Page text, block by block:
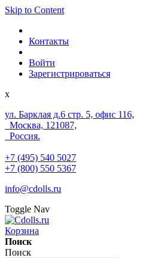
Skip to Content
Контакты
Войти
Зарегистрироваться
x
ул. Барклая д.6 стр. 5, офис 116,
Москва, 121087,
Россия.
+7 (495) 540 5027
+7 (800) 550 5367
info@cdolls.ru
Toggle Nav
Корзина
Поиск
Поиск